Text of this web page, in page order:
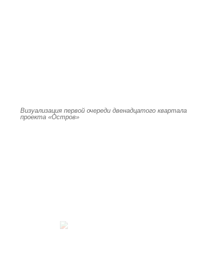
Визуализация первой очереди двенадцатого квартала
проекта «Остров»